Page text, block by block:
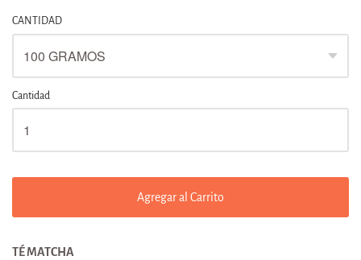
CANTIDAD
Cantidad
Agregar al Carrito
TÉ MATCHA